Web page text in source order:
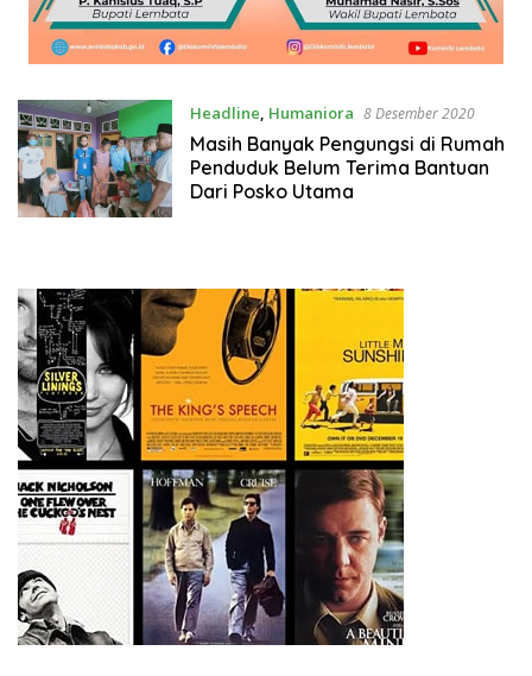
Headline, Humaniora 8 Desember 2020
Masih Banyak Pengungsi di Rumah
Penduduk Belum Terima Bantuan
Dari Posko Utama